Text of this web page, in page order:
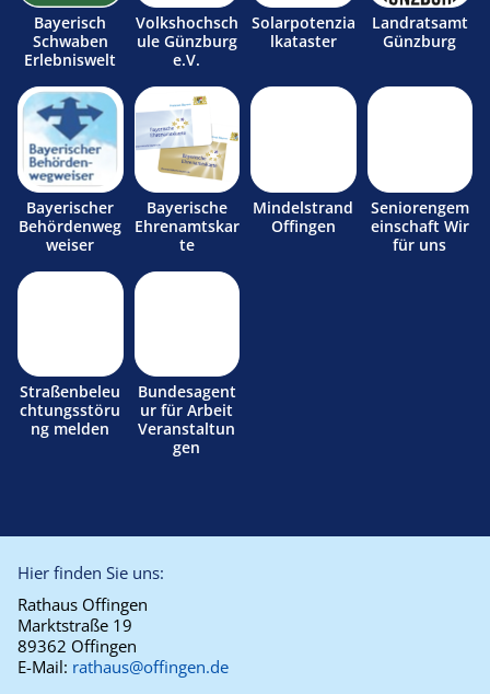
Bayerisch
Schwaben
Erlebniswelt
Volkshochsch
ule Günzburg
e.V.
Solarpotenzia
lkataster
Landratsamt
Günzburg
Bayerischer
Behördenweg
weiser
Bayerische
Ehrenamtskar
te
Mindelstrand
Offingen
Seniorengem
einschaft Wir
für uns
Straßenbeleu
chtungsstöru
ng melden
Bundesagent
ur für Arbeit
Veranstaltun
gen
Hier finden Sie uns:
Rathaus Offingen
Marktstraße 19
89362 Offingen
E-Mail: rathaus@offingen.de